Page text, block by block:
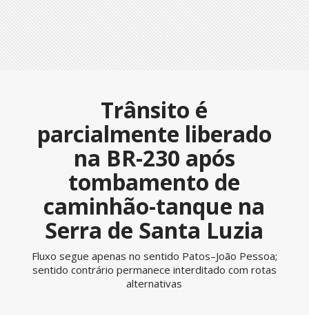
Trânsito é
parcialmente liberado
na BR-230 após
tombamento de
caminhão-tanque na
Serra de Santa Luzia
Fluxo segue apenas no sentido Patos–João Pessoa;
sentido contrário permanece interditado com rotas
alternativas